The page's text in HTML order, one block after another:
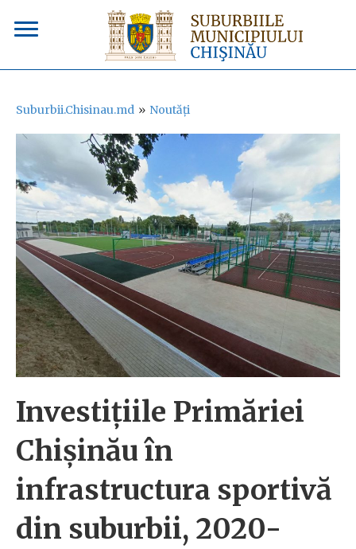
Suburbii.Chisinau.md » Noutăți
Investițiile Primăriei
Chișinău în
infrastructura sportivă
din suburbii, 2020-